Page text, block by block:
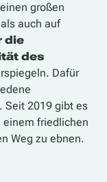
großen
als auch auf
die
des
Dafür
Seit 2019 gibt es
einem friedlichen
Weg zu ebnen.